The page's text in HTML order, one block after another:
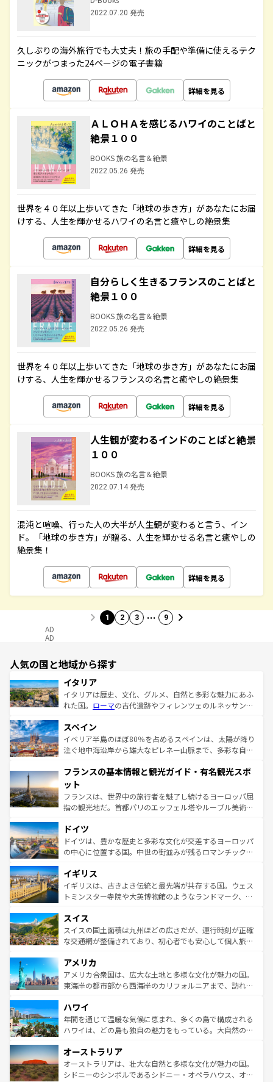
2022.07.20 発売
久しぶりの海外旅行でも大丈夫！旅の手配や準備に使えるテク
ニックがつまった24ページの電子書籍
詳細を見る
ＡＬＯＨＡを感じるハワイのことばと
絶景１００
BOOKS 旅の名言＆絶景
2022.05.26 発売
世界を４０年以上歩いてきた「地球の歩き方」があなたにお届
けする、人生を輝かせるハワイの名言と癒やしの絶景集
詳細を見る
自分らしく生きるフランスのことばと
絶景１００
BOOKS 旅の名言＆絶景
2022.05.26 発売
世界を４０年以上歩いてきた「地球の歩き方」があなたにお届
けする、人生を輝かせるフランスの名言と癒やしの絶景集
詳細を見る
人生観が変わるインドのことばと絶景
１００
BOOKS 旅の名言＆絶景
2022.07.14 発売
混沌と喧噪、行った人の大半が人生観が変わると言う、イン
ド。「地球の歩き方」が贈る、人生を輝かせる名言と癒やしの
絶景集！
詳細を見る
1 2 3 … 9
AD
AD
人気の国と地域から探す
イタリア
イタリアは歴史、文化、グルメ、自然と多彩な魅力にあふ
れた国。 ローマの古代遺跡やフィレンツェのルネッサンス
ろん、トスカーナの美しい田園風景やアマルフィ海岸の絶
景など、自然景観も見逃せない。観光の合間には、本場の
ピザやパスタなど、絶品のイタリア料理を堪能することも
ませてくれるイタリアで、忘れられない旅をしてみよう！
なお、新着のイタリア情報は
しい。
スペイン
イベリア半島のほぼ80％を占めるスペインは、太陽が降り
注ぐ地中海沿岸から雄大なピレネー山脈まで、多彩な自然
文化が根付くこの国では、情熱的なフラメンコ、熱気あふ
れる闘牛、そして美味しいタパスが生活の一部となってい
る。首都マドリードの洗練された雰囲気や、バルセロナの
アートに溢れた街角から、地方では古代ローマ遺跡や中世
せる。地方によって風土や気候が異なるスペインはその個
性で訪れる人を魅了する。 なお、新着のスペイン情報は コ
ンテンツ一覧を参照してほしい。
フランスの基本情報と観光ガイド・有名観光スポ
ット
フランスは、世界中の旅行者を魅了し続けるヨーロッパ屈
指の観光地だ。首都パリのエッフェル塔やルーブル美術館
で、幅広い魅力が詰まっている。華麗な宮殿、歴史的な大
聖堂、美しいビーチ、そして豊かな自然が、訪れる者を心
から魅了する。また、フランスは美食の国としても知ら
いる。シャンパンの発祥地であるランス、プロヴァンスの
香り高いラベンダー畑など、多彩な楽しみ方が可能だ。さ
らに、パリ以外の地域にも魅力が溢れており、どの街角に
れる地方に足を運ぶとそれぞれで全く異なる文化を体験で
きるだろう。 なお、新着のフランス情報はコンテンツ一覧
を参照してほしい。
ドイツ
ドイツは、豊かな歴史と多彩な文化が交差するヨーロッパ
の中心に位置する国。中世の街並みが残るロマンチック街
顔を持つこの国は、どこを歩いても飽きることがない。ベ
ルリンの文化的活気、バイエルン州のアルプスの絶景、そ
してライン川沿いのワイン畑といった風景は必見。ビール
は、お酒好きな人にはぜひ体験してほしい。 なお、新着の
ドイツ情報はコンテンツ一覧を参照してほしい。
イギリス
イギリスは、古きよき伝統と最先端が共存する国。ウェス
トミンスター寺院や大英博物館のようなランドマーク、歴
リアごとに異なる魅力がある。また、優雅なアフタヌーン
ティー、ビール好きにはたまらない英国パブ、サッカー観
戦など、本場だからこそできる体験も豊富。イギリスを旅
ンツ一覧を参照してほしい。
スイス
スイスの国土面積は九州ほどの広さだが、運行時刻が正確
な交通網が整備されており、初心者でも安心して個人旅行
の建物がそのまま残る町や、スイスならではのユニークな
博物館もあり、アルプス観光だけでなく町歩きも満喫する
ことができる。国民の所得が高いため物価も高いが、旅行
ば市内交通費無料で観光を楽しむこともできる。 なお、新
着のスイス情報はコンテンツ一覧 を参照してほしい。
アメリカ
アメリカ合衆国は、広大な土地と多様な文化が魅力の国。
東海岸の都市部から西海岸のカリフォルニアまで、訪れる
のような巨大都市は、観光、ショッピング、エンターテイ
ンメントが詰まった刺激的なスポットだ。一方、アメリカ
西部には大自然が広がり、グランドキャニオンやイエロー
部のニューオーリンズでは、音楽と美食が融合した独特の
文化が魅力。旅行者はアメリカの各地域で異なる魅力を楽
しみながら、その多様性と豊かな歴史を感じることができ
ハワイ
年間を通じて温暖な気候に恵まれ、多くの島で構成される
ハワイは、どの島も独自の魅力をもっている。大自然の神
ワイ島は見逃せない。また、定番の観光地といえばオアフ
島だが、静かな自然を求めるならマウイ島やカウアイ島が
おすすめ。エメラルドグリーンに輝く海をはじめ、豊かな
オーストラリア
オーストラリアは、壮大な自然と多様な文化が魅力の国。
シドニーのシンボルであるシドニー・オペラハウス、オー